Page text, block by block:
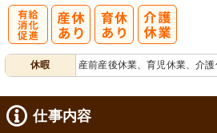
休暇 産前産後休業、育児休業、介
仕事内容